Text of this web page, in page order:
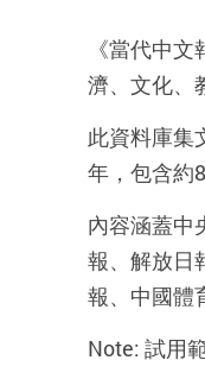
《當代中
濟、文化、
此資料庫集
年，包含約
內容涵蓋中
報、解放日
報、中國體
Note: 試用